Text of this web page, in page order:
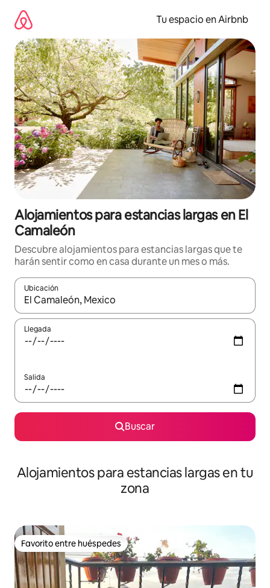
contenido
Tu espacio en Airbnb
Alojamientos para estancias largas en El
Camaleón
Descubre alojamientos para estancias largas que te
harán sentir como en casa durante un mes o más.
Ubicación
Cuando los resultados estén disponibles, podrás navegar
Llegada
Salida
Buscar
Alojamientos para estancias largas en tu
zona
Favorito entre huéspedes
Favorito entre huéspedes